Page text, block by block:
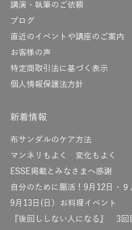
講演・執筆のご依頼
ブログ
直近のイベントや講座のご案内
お客様の声
特定商取引法に基づく表示
個人情報保護法方針
新着情報
布サンダルのケア方法
マンネリもよく 変化もよく
ESSE掲載とみなさまへ感謝
自分のために腸活！9月12日・９
9月13日(日）お料理イベント
『後回ししない人になる』 3回